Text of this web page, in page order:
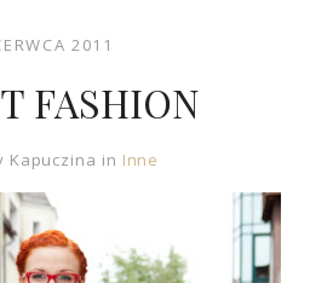
2011
FASHION
Kapuczina in Inne